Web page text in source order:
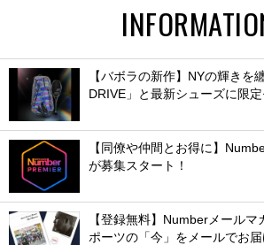
【バボラの新作】NYの輝きを
DRIVE」と最新シューズに限
【同僚や仲間とお得に】
が募集スタート！
【登録無料】Numberメールマ
ポーツの「今」をメールでお届